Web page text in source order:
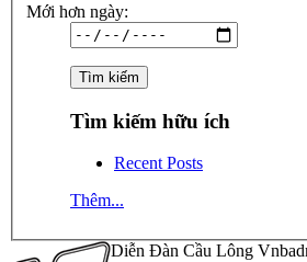
Mới hơn ngày:
Tìm kiếm hữu ích
Recent Posts
Thêm...
Diễn Đàn Cầu Lông